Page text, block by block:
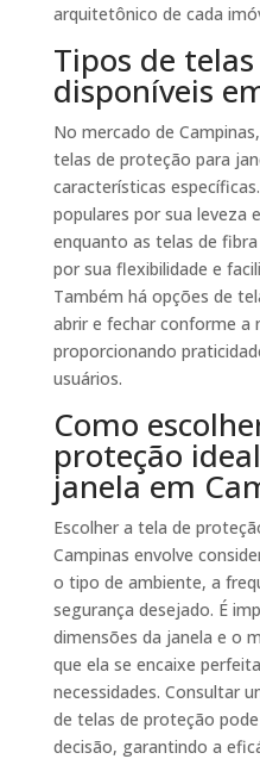
arquitetônico de cada
Tipos de
disponíveis
No mercado de
telas de proteção para
características
populares por sua leveza
enquanto as telas de
por sua flexibilidade e
Também há opções de
abrir e fechar conforme a
proporcionando
usuários.
Como
proteção
janela em
Escolher a tela de
Campinas envolve
o tipo de ambiente, a
segurança desejado. É
dimensões da janela e o
que ela se encaixe
necessidades. Consultar
de telas de proteção
decisão, garantindo a